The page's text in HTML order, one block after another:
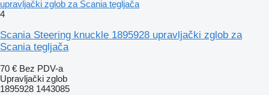
upravljački zglob za Scania tegljača
4
Scania Steering knuckle 1895928 upravljački zglob za
Scania tegljača
70 € Bez PDV-a
Upravljački zglob
1895928 1443085